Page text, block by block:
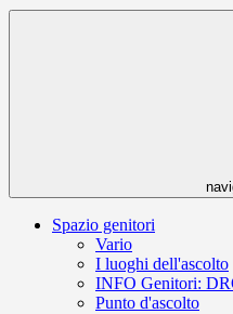
Spazio genitori
Vario
I luoghi dell'ascolto
INFO Genitori:
Punto d'ascolto